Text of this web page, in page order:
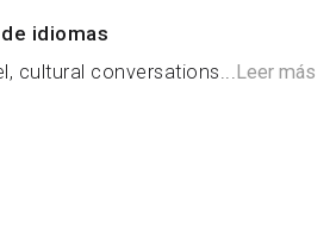
idiomas
cultural conversations...Leer más